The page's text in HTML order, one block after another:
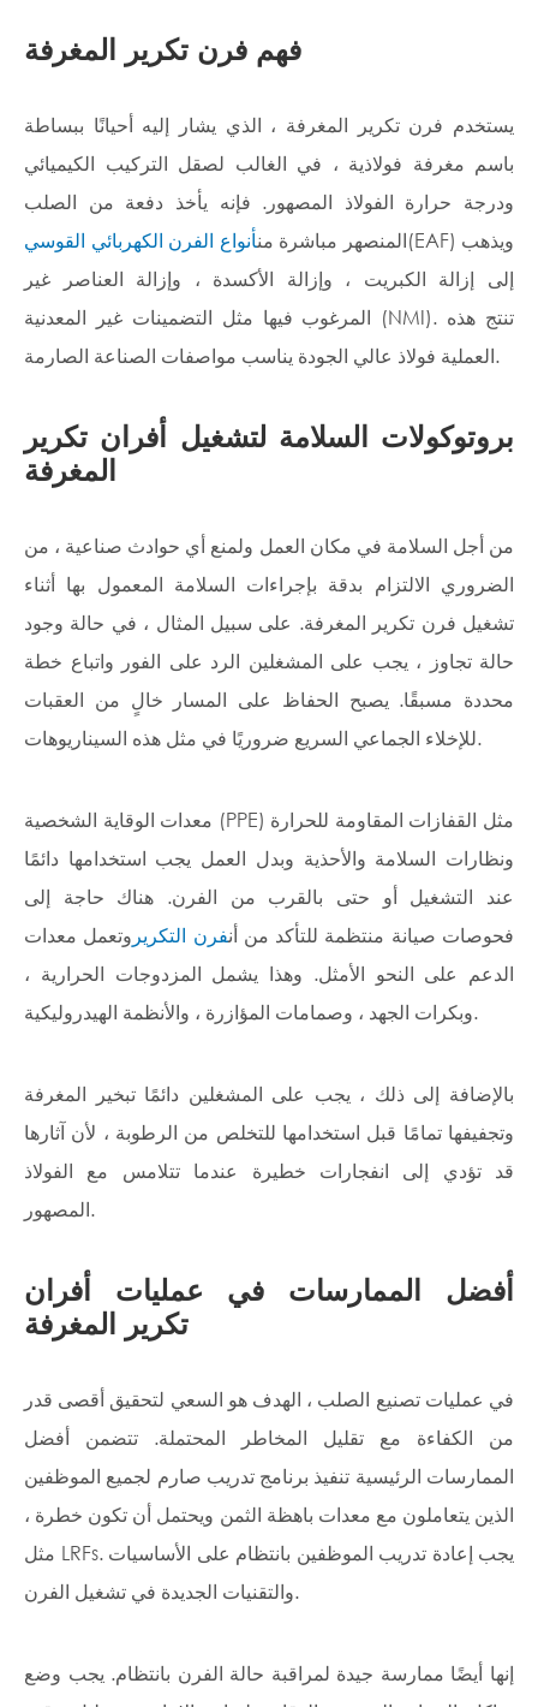
فهم فرن تكرير المغرفة
يستخدم فرن تكرير المغرفة ، الذي يشار إليه أحيانًا ببساطة
باسم مغرفة فولاذية ، في الغالب لصقل التركيب الكيميائي
ودرجة حرارة الفولاذ المصهور. فإنه يأخذ دفعة من الصلب
المنصهر مباشرة منأنواع الفرن الكهربائي القوسي
(EAF) ويذهب
إلى إزالة الكبريت ، وإزالة الأكسدة ، وإزالة العناصر غير
المرغوب فيها مثل التضمينات غير المعدنية (NMI). تنتج هذه
العملية فولاذ عالي الجودة يناسب مواصفات الصناعة الصارمة.
بروتوكولات السلامة لتشغيل أفران تكرير
المغرفة
من أجل السلامة في مكان العمل ولمنع أي حوادث صناعية ، من
الضروري الالتزام بدقة بإجراءات السلامة المعمول بها أثناء
تشغيل فرن تكرير المغرفة. على سبيل المثال ، في حالة وجود
حالة تجاوز ، يجب على المشغلين الرد على الفور واتباع خطة
محددة مسبقًا. يصبح الحفاظ على المسار خالٍ من العقبات
للإخلاء الجماعي السريع ضروريًا في مثل هذه السيناريوهات.
معدات الوقاية الشخصية (PPE) مثل القفازات المقاومة للحرارة
ونظارات السلامة والأحذية وبدل العمل يجب استخدامها دائمًا
عند التشغيل أو حتى بالقرب من الفرن. هناك حاجة إلى
فحوصات صيانة منتظمة للتأكد من أنفرن التكرير وتعمل معدات
الدعم على النحو الأمثل. وهذا يشمل المزدوجات الحرارية ،
وبكرات الجهد ، وصمامات المؤازرة ، والأنظمة الهيدروليكية.
بالإضافة إلى ذلك ، يجب على المشغلين دائمًا تبخير المغرفة
وتجفيفها تمامًا قبل استخدامها للتخلص من الرطوبة ، لأن آثارها
قد تؤدي إلى انفجارات خطيرة عندما تتلامس مع الفولاذ
المصهور.
أفضل الممارسات في عمليات أفران
تكرير المغرفة
في عمليات تصنيع الصلب ، الهدف هو السعي لتحقيق أقصى قدر
من الكفاءة مع تقليل المخاطر المحتملة. تتضمن أفضل
الممارسات الرئيسية تنفيذ برنامج تدريب صارم لجميع الموظفين
الذين يتعاملون مع معدات باهظة الثمن ويحتمل أن تكون خطرة ،
مثل LRFs. يجب إعادة تدريب الموظفين بانتظام على الأساسيات
والتقنيات الجديدة في تشغيل الفرن.
إنها أيضًا ممارسة جيدة لمراقبة حالة الفرن بانتظام. يجب وضع